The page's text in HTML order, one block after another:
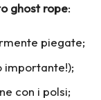
ghost rope:
piegate;
importante!);
con i polsi;